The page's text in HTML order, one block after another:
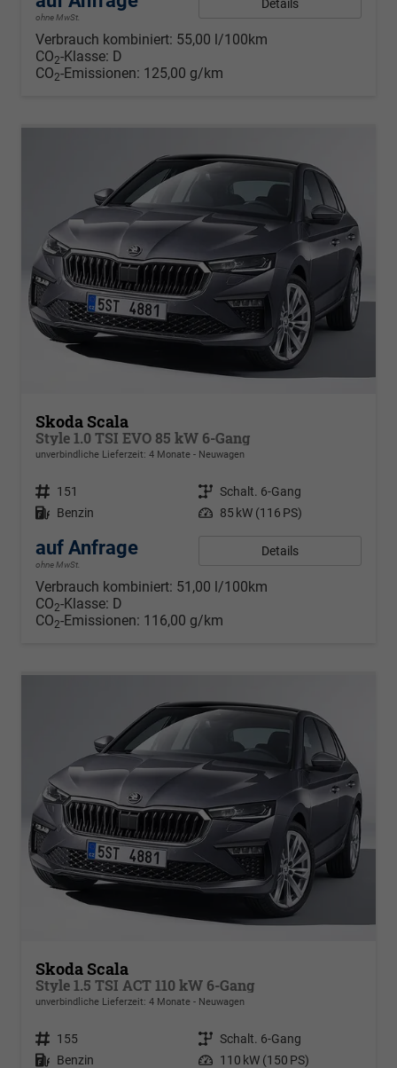
ohne MwSt.
Details
Verbrauch kombiniert: 55,00 l/100km
CO2-Klasse: D
CO2-Emissionen: 125,00 g/km
Skoda Scala
Style 1.0 TSI EVO 85 kW 6-Gang
unverbindliche Lieferzeit: 4 Monate Neuwagen
Fahrzeugnr. 151 Getriebe Schalt. 6-Gang
Kraftstoff Benzin Leistung 85 kW (116 PS)
auf Anfrage
ohne MwSt.
Details
Verbrauch kombiniert: 51,00 l/100km
CO2-Klasse: D
CO2-Emissionen: 116,00 g/km
Skoda Scala
Style 1.5 TSI ACT 110 kW 6-Gang
unverbindliche Lieferzeit: 4 Monate Neuwagen
Fahrzeugnr. 155 Getriebe Schalt. 6-Gang
Kraftstoff Benzin Leistung 110 kW (150 PS)